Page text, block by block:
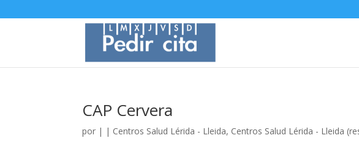
CAP Cervera
por | | Centros Salud Lérida - Lleida, Centros Salud Lérida - Lleida